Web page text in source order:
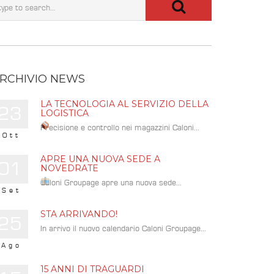
NEWS
Ott
LA TECNOLOGIA AL SERVIZIO DELLA
LOGISTICA
Precisione e controllo nei magazzini Caloni...
Set
APRE UNA NUOVA SEDE A
NOVEDRATE
Caloni Groupage apre una nuova sede...
Ago
STA ARRIVANDO!
In arrivo il nuovo calendario Caloni Groupage...
15 ANNI DI TRAGUARDI